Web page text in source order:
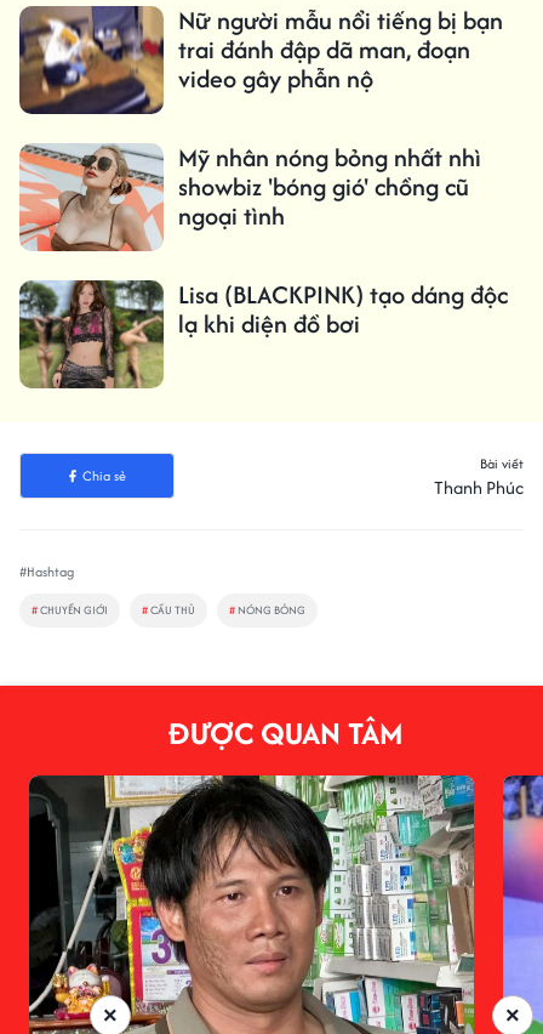
Nữ người mẫu nổi tiếng bị bạn
trai đánh đập dã man, đoạn
video gây phẫn nộ
Mỹ nhân nóng bỏng nhất nhì
showbiz 'bóng gió' chồng cũ
ngoại tình
Lisa (BLACKPINK) tạo dáng độc
lạ khi diện đồ bơi
Chia sẻ
Bài viết
Thanh Phúc
#Hashtag
#CHUYỂN GIỚI #CẦU THỦ # NÓNG BỎNG
ĐƯỢC QUAN TÂM
×
×